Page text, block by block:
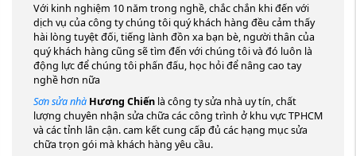
Với kinh nghiệm 10 năm trong nghề, chắc chắn khi đến với
dịch vụ của công ty chúng tôi quý khách hàng đều cảm thấy
hài lòng tuyệt đối, tiếng lành đồn xa bạn bè, người thân của
quý khách hàng cũng sẽ tìm đến với chúng tôi và đó luôn là
động lực để chúng tôi phấn đấu, học hỏi để nâng cao tay
nghề hơn nữa
Sơn sửa nhà Hương Chiến là công ty sửa nhà uy tín, chất
lượng chuyên nhận sửa chữa các công trình ở khu vực TPHCM
và các tỉnh lân cận. cam kết cung cấp đủ các hạng mục sửa
chữa trọn gói mà khách hàng yêu cầu.